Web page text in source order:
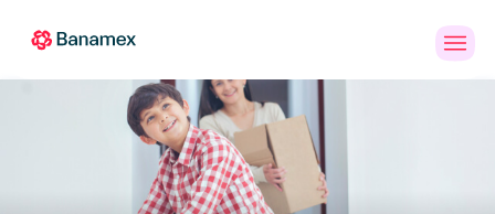
Personas Empresas